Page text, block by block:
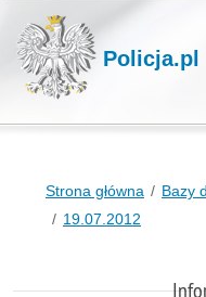
Policja.pl
Strona główna Bazy
19.07.2012